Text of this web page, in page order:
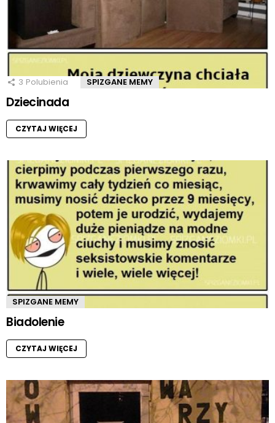
3 Polubienia SPIZGANE MEMY
Dziecinada
CZYTAJ WIĘCEJ
SPIZGANE MEMY
Biadolenie
CZYTAJ WIĘCEJ